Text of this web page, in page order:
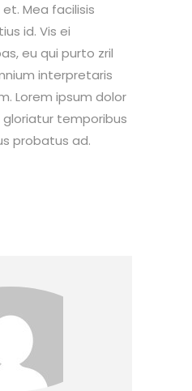
Mea facilisis
id. Vis ei
eu qui purto zril
interpretaris
Lorem ipsum dolor
temporibus
probatus ad.